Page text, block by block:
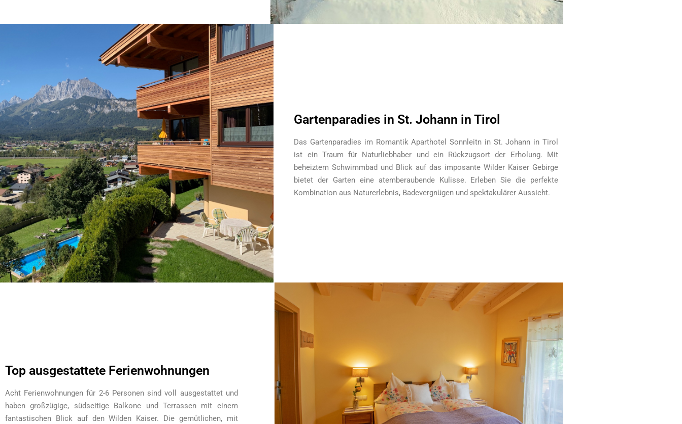
Gartenparadies in St. Johann in Tirol
Das Gartenparadies im Romantik Aparthotel Sonnleitn in St. Johann in Tirol
ist ein Traum für Naturliebhaber und ein Rückzugsort der Erholung. Mit
beheiztem Schwimmbad und Blick auf das imposante Wilder Kaiser Gebirge
bietet der Garten eine atemberaubende Kulisse. Erleben Sie die perfekte
Kombination aus Naturerlebnis, Badevergnügen und spektakulärer Aussicht.
Top ausgestatte​te Ferienwohnungen
Acht Ferienwohnungen für 2-6 Personen sind voll ausgestattet und
haben großzügige, südseitige Balkone und Terrassen mit einem
fantastischen Blick auf den Wilden Kaiser. Die gemütlichen, mit